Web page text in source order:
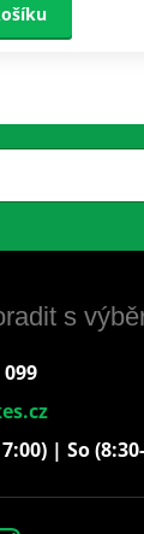
s
099
| So